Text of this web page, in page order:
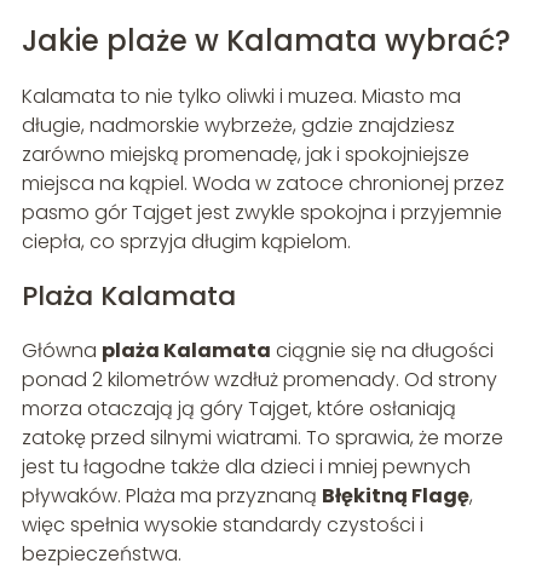
Jakie plaże w Kalamata wybrać?
Kalamata to nie tylko oliwki i muzea. Miasto ma
długie, nadmorskie wybrzeże, gdzie znajdziesz
zarówno miejską promenadę, jak i spokojniejsze
miejsca na kąpiel. Woda w zatoce chronionej przez
pasmo gór Tajget jest zwykle spokojna i przyjemnie
ciepła, co sprzyja długim kąpielom.
Plaża Kalamata
Główna plaża Kalamata ciągnie się na długości
ponad 2 kilometrów wzdłuż promenady. Od strony
morza otaczają ją góry Tajget, które osłaniają
zatokę przed silnymi wiatrami. To sprawia, że morze
jest tu łagodne także dla dzieci i mniej pewnych
pływaków. Plaża ma przyznaną Błękitną Flagę,
więc spełnia wysokie standardy czystości i
bezpieczeństwa.